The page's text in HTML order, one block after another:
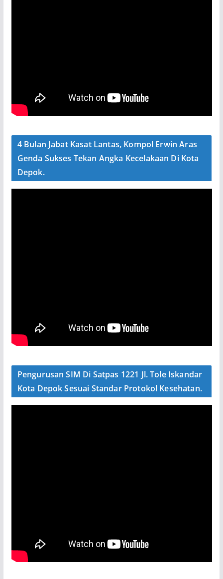
4 Bulan Jabat Kasat Lantas, Kompol Erwin Aras
Genda Sukses Tekan Angka Kecelakaan Di Kota
Depok.
Pengurusan SIM Di Satpas 1221 Jl. Tole Iskandar
Kota Depok Sesuai Standar Protokol Kesehatan.